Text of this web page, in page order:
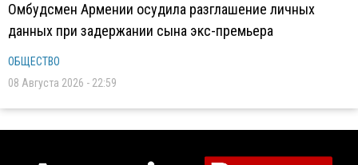
Омбудсмен Армении осудила разглашение личных
данных при задержании сына экс-премьера
ОБЩЕСТВО
08 Августа 2026 - 22:59